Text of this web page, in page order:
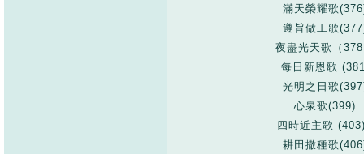
滿天榮耀歌
遵旨做工歌
夜盡光天歌（
每日新恩歌
光明之日歌
心泉歌(399)
四時近主歌
耕田撒種歌